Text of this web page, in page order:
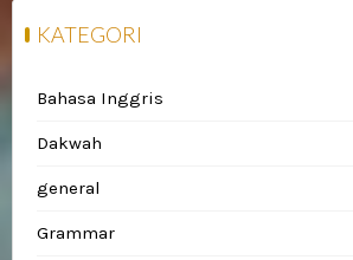
KATEGORI
Bahasa Inggris
Dakwah
general
Grammar